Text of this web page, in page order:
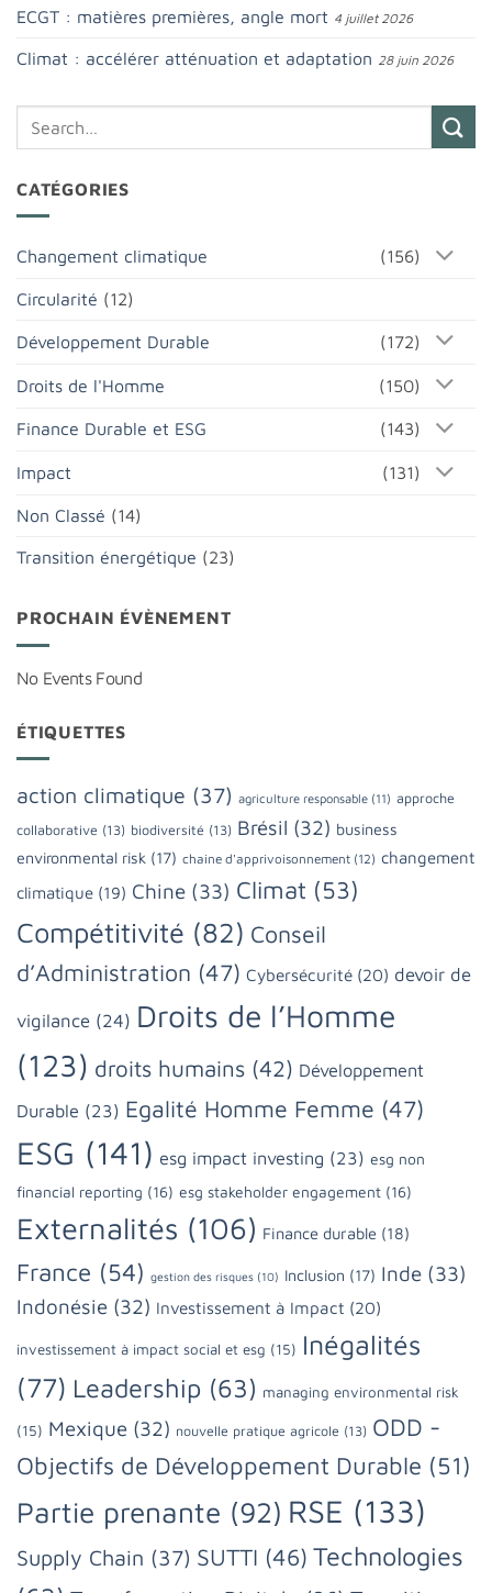
ECGT : matières premières, angle mort 4 juillet 2026
Climat : accélérer atténuation et adaptation 28 juin 2026
CATÉGORIES
Changement climatique (156)
Circularité (12)
Développement Durable (172)
Droits de l'Homme (150)
Finance Durable et ESG (143)
Impact (131)
Non Classé (14)
Transition énergétique (23)
PROCHAIN ÉVÈNEMENT
No Events Found
ÉTIQUETTES
action climatique (37) agriculture responsable (11) approche
collaborative (13) biodiversité (13) Brésil (32) business
environmental risk (17) chaine d'apprivoisonnement (12) changement
climatique (19) Chine (33) Climat (53)
Compétitivité (82) Conseil
d’Administration (47) Cybersécurité (20) devoir de
vigilance (24) Droits de l’Homme
(123) droits humains (42) Développement
Durable (23) Egalité Homme Femme (47)
ESG (141) esg impact investing (23) esg non
financial reporting (16) esg stakeholder engagement (16)
Externalités (106) Finance durable (18)
France (54) gestion des risques (10) Inclusion (17) Inde (33)
Indonésie (32) Investissement à Impact (20)
investissement à impact social et esg (15) Inégalités
(77) Leadership (63) managing environmental risk
(15) Mexique (32) nouvelle pratique agricole (13) ODD -
Objectifs de Développement Durable (51)
Partie prenante (92) RSE (133)
Supply Chain (37) SUTTI (46) Technologies